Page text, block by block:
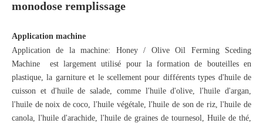
monodose remplissage
Application machine
Application de la machine: Honey / Olive Oil Ferming Sceding
Machine est largement utilisé pour la formation de bouteilles en
plastique, la garniture et le scellement pour différents types d'huile de
cuisson et d'huile de salade, comme l'huile d'olive, l'huile d'argan,
l'huile de noix de coco, l'huile végétale, l'huile de son de riz, l'huile de
canola, l'huile d'arachide, l'huile de graines de tournesol, Huile de thé,